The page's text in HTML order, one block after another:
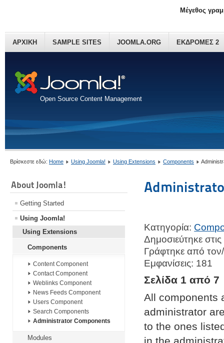
Open Source Content Management
ΑΡΧΙΚΗ SAMPLE SITES JOOMLA.ORG ΕΚΔΡΟΜΕΣ 2
Μέγεθος
Βρίσκεστε εδώ: Home Using Joomla! Using Extensions Components
About Joomla!
Getting Started
Using Joomla!
Using Extensions
Components
Content Component
Contact Component
Weblinks Component
News Feeds Component
Users Component
Search Components
Administrator Components
Modules
Κατηγορία:
Δημοσιεύτηκε
Γράφτηκε από
Εμφανίσεις: 181
Σελίδα 1 από 7
All components
administrator
to the ones